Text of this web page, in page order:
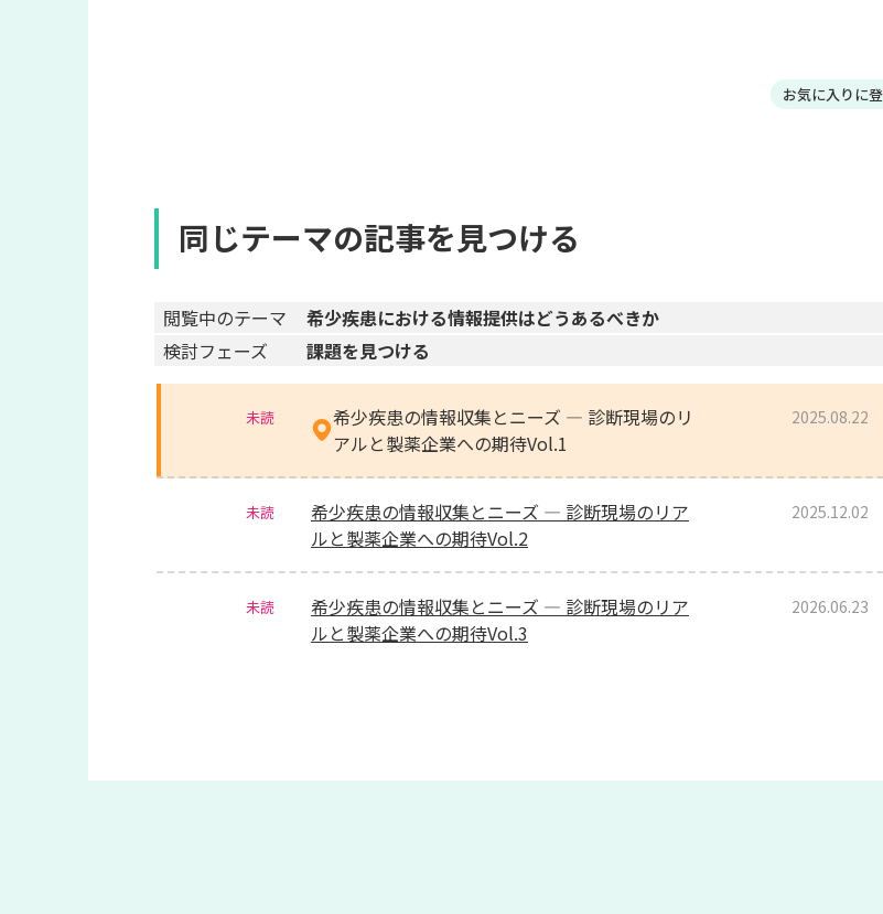
お気に入りに
同じテーマの記事を見つける
閲覧中のテーマ
希少疾患における情報提供はどうあるべきか
検討フェーズ
課題を見つける
未読
希少疾患の情報収集とニーズ ― 診断現場のリ
アルと製薬企業への期待Vol.1
2025.08.22
未読
希少疾患の情報収集とニーズ ― 診断現場のリア
ルと製薬企業への期待Vol.2
2025.12.02
未読
希少疾患の情報収集とニーズ ― 診断現場のリア
ルと製薬企業への期待Vol.3
2026.06.23